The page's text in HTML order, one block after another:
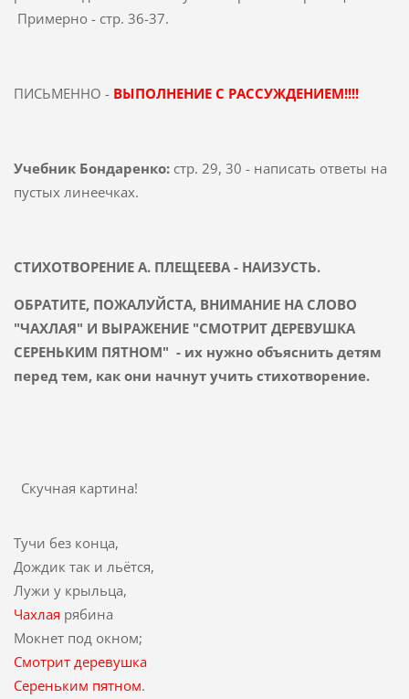
Примерно - стр. 36-37.
ПИСЬМЕННО - ВЫПОЛНЕНИЕ С РАССУЖДЕНИЕМ!!!!
Учебник Бондаренко: стр. 29, 30 - написать ответы на
пустых линеечках.
СТИХОТВОРЕНИЕ А. ПЛЕЩЕЕВА - НАИЗУСТЬ.
ОБРАТИТЕ, ПОЖАЛУЙСТА, ВНИМАНИЕ НА СЛОВО
"ЧАХЛАЯ" И ВЫРАЖЕНИЕ "СМОТРИТ ДЕРЕВУШКА
СЕРЕНЬКИМ ПЯТНОМ" - их нужно объяснить детям
перед тем, как они начнут учить стихотворение.
Скучная картина!
Тучи без конца,
Дождик так и льётся,
Лужи у крыльца,
Чахлая рябина
Мокнет под окном;
Смотрит деревушка
Сереньким пятном.